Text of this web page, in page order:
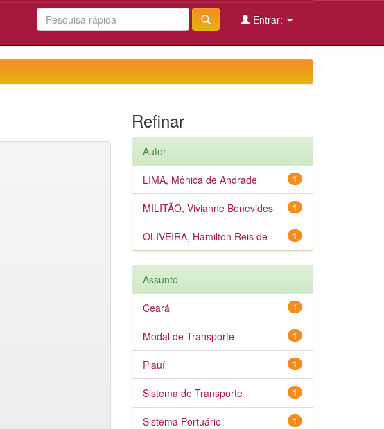
Entrar:
Refinar
Autor
1
LIMA, Mônica de Andrade
1
MILITÃO, Vivianne Benevides
1
OLIVEIRA, Hamilton Reis de
Assunto
1
Ceará
1
Modal de Transporte
1
Piauí
1
Sistema de Transporte
1
Sistema Portuário